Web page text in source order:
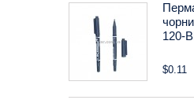
120-
$0.11